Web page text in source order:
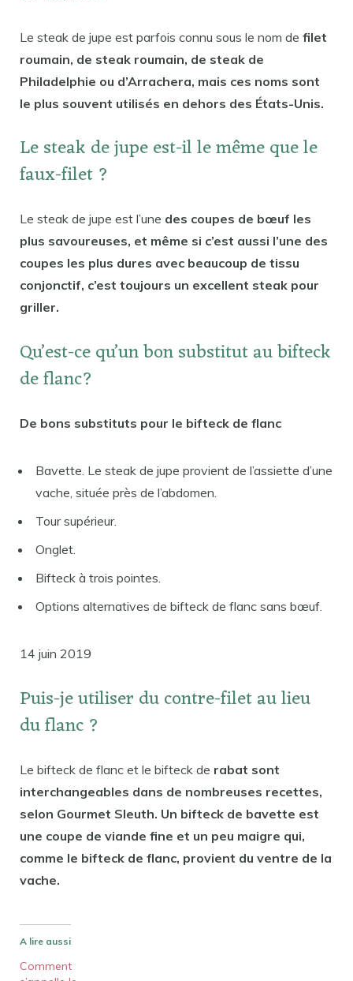
Le steak de jupe est parfois connu sous le nom de filet
roumain, de steak roumain, de steak de
Philadelphie ou d’Arrachera, mais ces noms sont
le plus souvent utilisés en dehors des États-Unis.
Le steak de jupe est-il le même que le
faux-filet ?
Le steak de jupe est l’une des coupes de bœuf les
plus savoureuses, et même si c’est aussi l’une des
coupes les plus dures avec beaucoup de tissu
conjonctif, c’est toujours un excellent steak pour
griller.
Qu’est-ce qu’un bon substitut au bifteck
de flanc?
De bons substituts pour le bifteck de flanc
Bavette. Le steak de jupe provient de l’assiette d’une
vache, située près de l’abdomen.
Tour supérieur.
Onglet.
Bifteck à trois pointes.
Options alternatives de bifteck de flanc sans bœuf.
14 juin 2019
Puis-je utiliser du contre-filet au lieu
du flanc ?
Le bifteck de flanc et le bifteck de rabat sont
interchangeables dans de nombreuses recettes,
selon Gourmet Sleuth. Un bifteck de bavette est
une coupe de viande fine et un peu maigre qui,
comme le bifteck de flanc, provient du ventre de la
vache.
A lire aussi
Comment